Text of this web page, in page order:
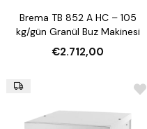
Brema TB 852 A HC – 105
kg/gün Granül Buz Makinesi
€2.712,00